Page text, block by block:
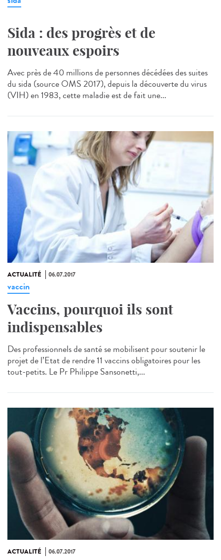
Sida : des progrès et de
nouveaux espoirs
Avec près de 40 millions de personnes décédées des suites
du sida (source OMS 2017), depuis la découverte du virus
(VIH) en 1983, cette maladie est de fait une...
ACTUALITÉ 06.07.2017
vaccin
Vaccins, pourquoi ils sont
indispensables
Des professionnels de santé se mobilisent pour soutenir le
projet de l’Etat de rendre 11 vaccins obligatoires pour les
tout-petits. Le Pr Philippe Sansonetti,...
ACTUALITÉ 06.07.2017